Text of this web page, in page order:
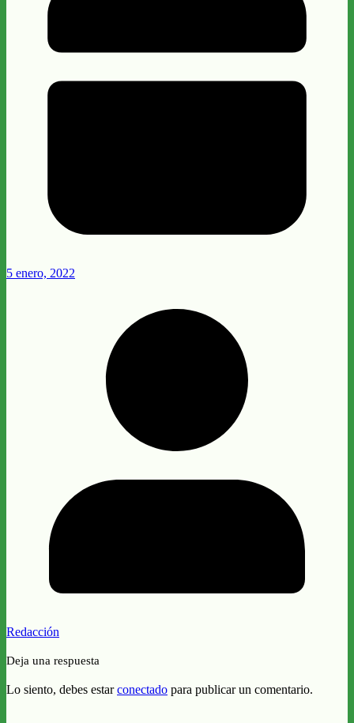
5 enero, 2022
Redacción
Deja una respuesta
Lo siento, debes estarconectado para publicar un comentario.